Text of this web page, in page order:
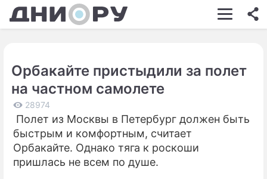
ШОУ-БИЗНЕС
КИНО
ЗДОРОВЬЕ
ЭКОНОМИКА
Орбакайте пристыдили за полет
на частном самолете
28974
Полет из Москвы в Петербург должен быть
быстрым и комфортным, считает
Орбакайте. Однако тяга к роскоши
пришлась не всем по душе.